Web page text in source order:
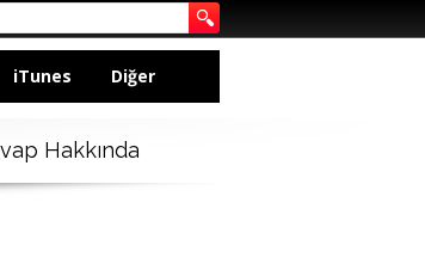
iTunes Diğer
Hakkında